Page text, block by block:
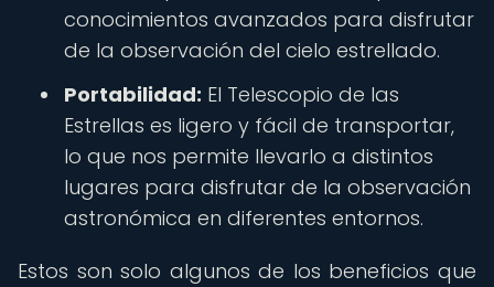
conocimientos avanzados para disfrutar
de la observación del cielo estrellado.
Portabilidad: El Telescopio de las
Estrellas es ligero y fácil de transportar,
lo que nos permite llevarlo a distintos
lugares para disfrutar de la observación
astronómica en diferentes entornos.
Estos son solo algunos de los beneficios que